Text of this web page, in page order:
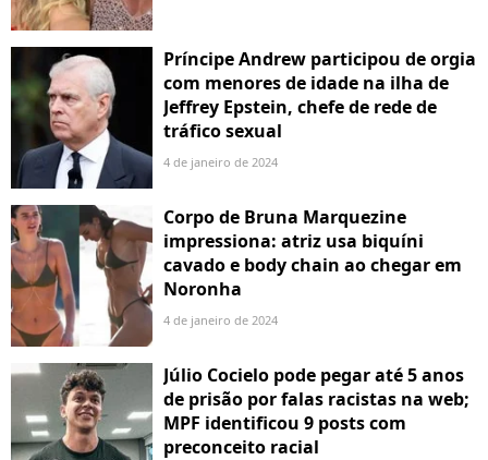
Príncipe Andrew participou de orgia
com menores de idade na ilha de
Jeffrey Epstein, chefe de rede de
tráfico sexual
4 de janeiro de 2024
Corpo de Bruna Marquezine
impressiona: atriz usa biquíni
cavado e body chain ao chegar em
Noronha
4 de janeiro de 2024
Júlio Cocielo pode pegar até 5 anos
de prisão por falas racistas na web;
MPF identificou 9 posts com
preconceito racial